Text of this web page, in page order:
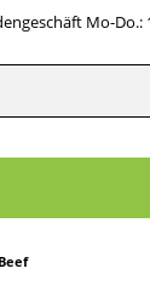
Mo-Do.: